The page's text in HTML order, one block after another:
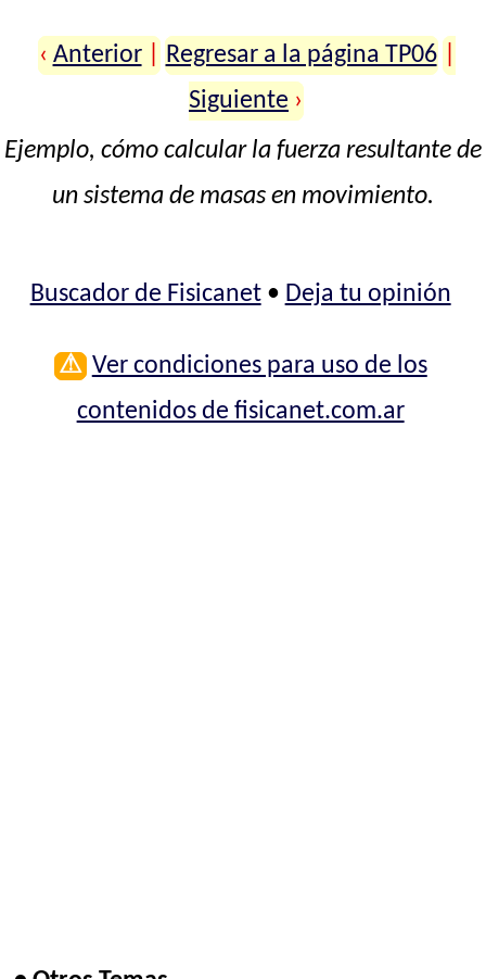
‹ Anterior Regresar a la página TP06
Siguiente ›
Ejemplo, cómo calcular la fuerza resultante de
un sistema de masas en movimiento.
Buscador de Fisicanet• Deja tu opinión
⚠ Ver condiciones para uso de los
contenidos de fisicanet.com.ar